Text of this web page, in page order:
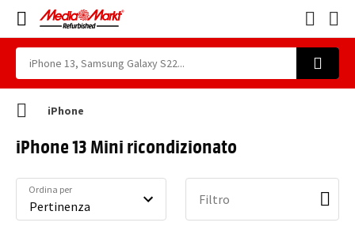
iPhone
iPhone 13 Mini ricondizionato
Ordina per
Filtro